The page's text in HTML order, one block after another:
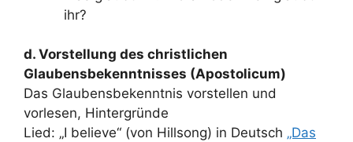
ihr?
d. Vorstellung des christlichen
Glaubensbekenntnisses (Apostolicum)
Das Glaubensbekenntnis vorstellen und
vorlesen, Hintergründe
Lied: „I believe“ (von Hillsong) in Deutsch „Das